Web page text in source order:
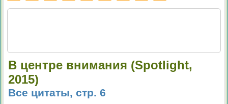
В центре внимания (Spotlight,
2015)
Все цитаты, стр. 6